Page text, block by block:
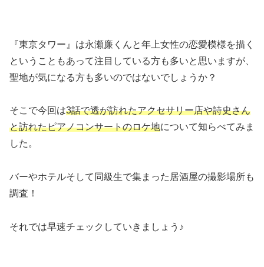
『東京タワー』は永瀬廉くんと年上女性の恋愛模様を描く
ということもあって注目している方も多いと思いますが、
聖地が気になる方も多いのではないでしょうか？
そこで今回は3話で透が訪れたアクセサリー店や詩史さん
と訪れたピアノコンサートのロケ地について知らべてみま
した。
バーやホテルそして同級生で集まった居酒屋の撮影場所も
調査！
それでは早速チェックしていきましょう♪